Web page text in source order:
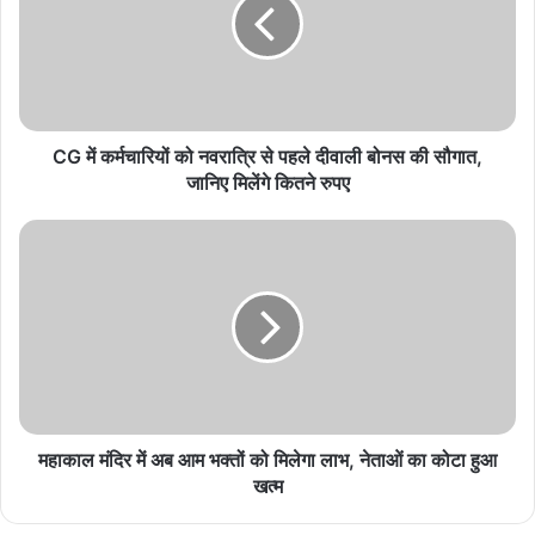
विश्व चैंपियनशिप में भारतीय खिलाड़ियों का आगाज, सिंधू और
आर प्रगनानंद ने रैपिड वर्ग में मचाया धमाल, जीसीटी फाइनल
की उम्मीद बरकरार
August 6, 2026
को मिली हार
August 6, 2026
August 6, 2026
CG में कर्मचारियों को नवरात्रि से पहले दीवाली बोनस की सौगात,
जानिए मिलेंगे कितने रुपए
महाकाल मंदिर में अब आम भक्तों को मिलेगा लाभ, नेताओं का कोटा हुआ
खत्म